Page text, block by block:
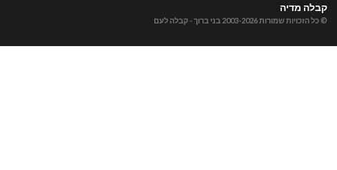
קבלה מדיה
© כל הזכויות שמורות 2003-2026 בני ברוך - קבלה לעם